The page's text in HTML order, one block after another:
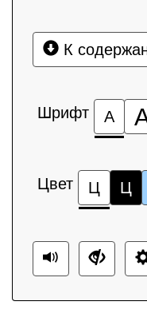
К
Шрифт А
Цвет Ц Ц